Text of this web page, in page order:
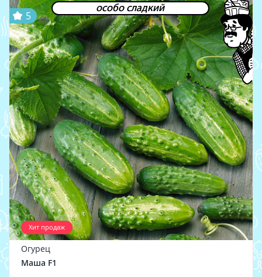
особо сладкий
Хит продаж
5
Огурец
Маша F1